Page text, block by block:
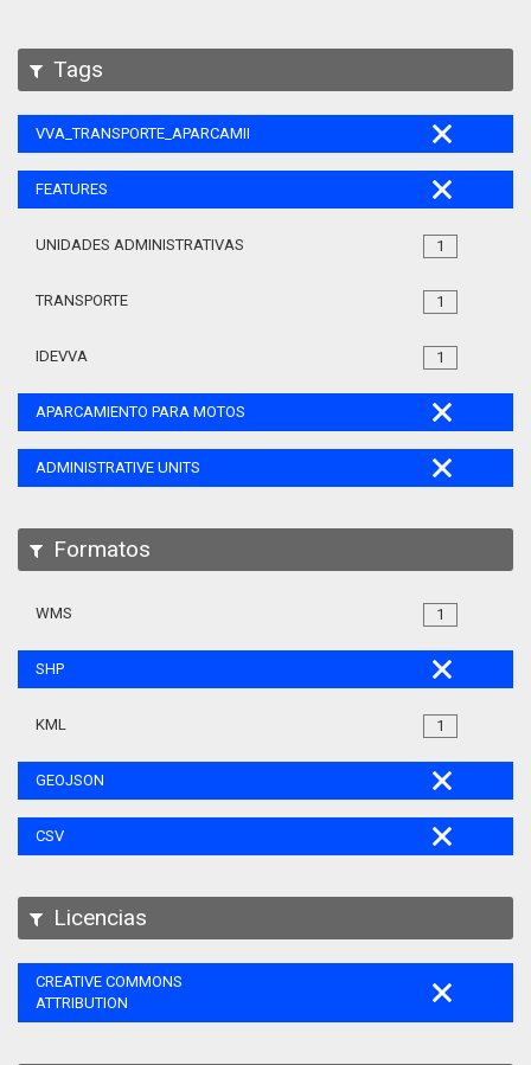
Tags
VVA_TRANSPORTE_APARCAMIENTO_MOTOS_105
FEATURES
1
UNIDADES ADMINISTRATIVAS
1
TRANSPORTE
1
IDEVVA
APARCAMIENTO PARA MOTOS
ADMINISTRATIVE UNITS
Formatos
1
WMS
SHP
1
KML
GEOJSON
CSV
Licencias
CREATIVE COMMONS
ATTRIBUTION